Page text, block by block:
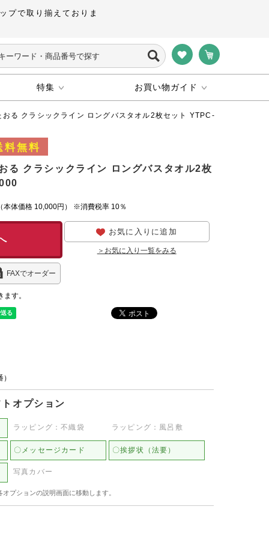
プで取り揃えておりま
特集 お買い物ガイド
る クラシックライン ロングバスタオル2枚セット YTPC-
る クラシックライン ロングバスタオル2枚
本体価格 10,000円） ※消費税率 10％
FAXでオーダー
す。
お気に入りに追加
＞お気に入り一覧をみる
オプション
ラッピング：不織袋 ラッピング：風呂敷
〇メッセージカード 〇挨拶状（法要）
写真カバー
プションの説明画面に移動します。